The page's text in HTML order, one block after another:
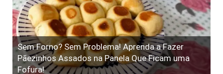
Sem Forno? Sem Problema! Aprenda a Fazer
Pãezinhos Assados na Panela Que Ficam uma
Fofura!